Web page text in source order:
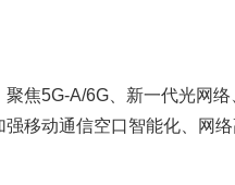
5G-A/6G、新一代光网络
移动通信空口智能化、网